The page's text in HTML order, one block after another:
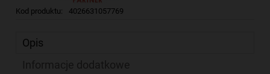
Kod produktu: 4026631057769
Opis